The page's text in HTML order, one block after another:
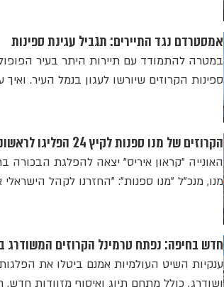
אמסטרדם נגד התיירים: תגביל עגינת ספינות
במטרה להתמודד עם תיירות היתר בעיר
ספינות הקרוזים שיורשו לעגון בנמל העיר.
הקרוזים של מנו ספנות לקיץ 24 הפליגו לראשונה מנמל חיפה
האונייה "קראון איריס" יצאה להפלגת
מנו, מנכ"ל "מנו ספנות": "החזרנו לקהל
חדש בחיפה: נפתח טרמינל הקרוזים המשודרג
ענקיות השיט העולמיות אמנם ביטלו את
ושודרג, כולל מתחם תיוג ואיסוף מזוודות